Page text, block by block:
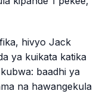
hivyo Jack
ya kuikata katika
baadhi ya
na hawangekula